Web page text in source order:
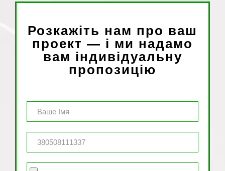
Розкажіть нам про ваш
проект — і ми надамо
вам індивідуальну
пропозицію